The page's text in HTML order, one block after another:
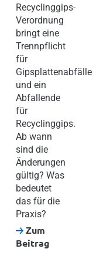
Recyclinggips-
Verordnung
bringt eine
Trennpflicht
für
Gipsplattenabfälle
und ein
Abfallende
für
Recyclinggips.
Ab wann
sind die
Änderungen
gültig? Was
bedeutet
das für die
Praxis?
Zum
Beitrag